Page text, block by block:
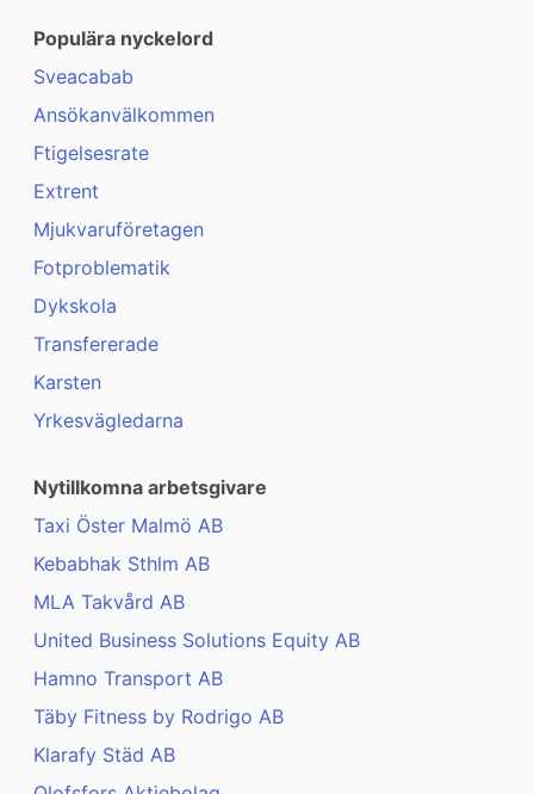
Populära nyckelord
Sveacabab
Ansökanvälkommen
Ftigelsesrate
Extrent
Mjukvaruföretagen
Fotproblematik
Dykskola
Transfererade
Karsten
Yrkesvägledarna
Nytillkomna arbetsgivare
Taxi Öster Malmö AB
Kebabhak Sthlm AB
MLA Takvård AB
United Business Solutions Equity AB
Hamno Transport AB
Täby Fitness by Rodrigo AB
Klarafy Städ AB